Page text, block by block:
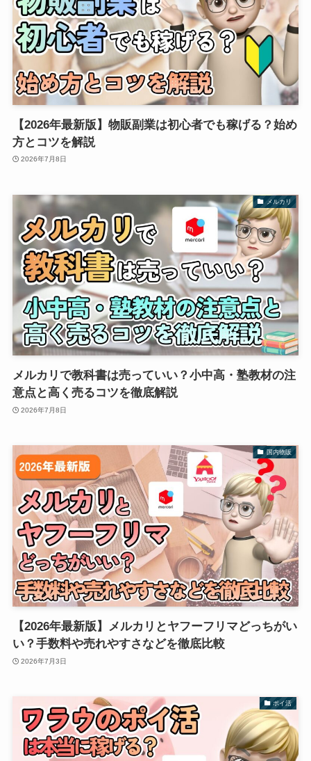
【2026年最新版】物販副業は初心者でも稼げる？始め
方とコツを解説
2026年7月8日
メルカリ
メルカリで教科書は売っていい？小中高・塾教材の注
意点と高く売るコツを徹底解説
2026年7月8日
国内物販
【2026年最新版】メルカリとヤフーフリマどっちがい
い？手数料や売れやすさなどを徹底比較
2026年7月3日
ポイ活